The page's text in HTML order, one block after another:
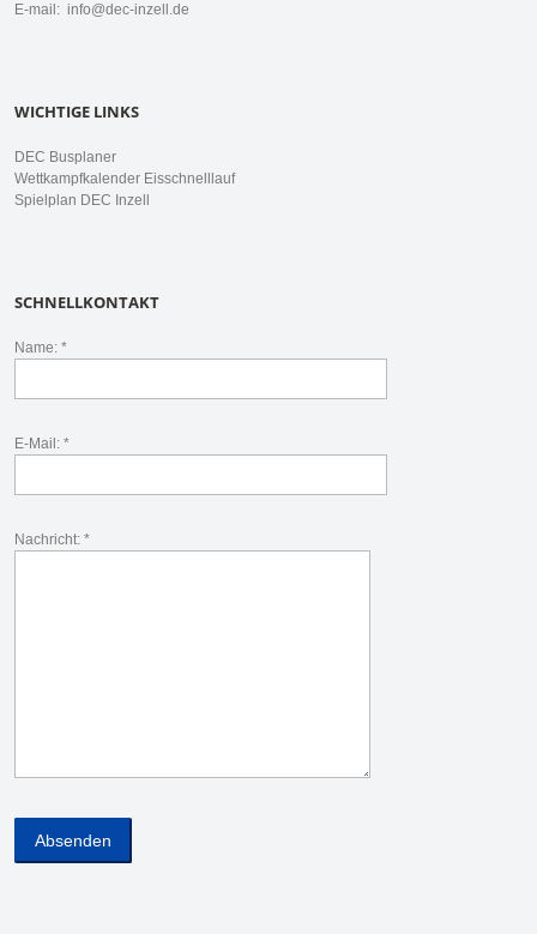
E-mail: info@dec-inzell.de
WICHTIGE LINKS
DEC Busplaner
Wettkampfkalender Eisschnelllauf
Spielplan DEC Inzell
SCHNELLKONTAKT
Name: *
E-Mail: *
Nachricht: *